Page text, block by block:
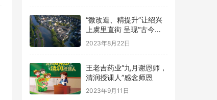
“微改造、精提升”让绍兴
上虞里直街 呈现“古今交
融之美”
2023年8月22日
王老吉药业“九月谢恩师，
清润授课人”感念师恩
2023年9月11日